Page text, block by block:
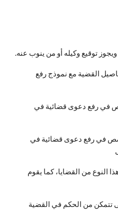
توقيع وكيله أو من ينوب عنه.
القضية مع نموذج رفع
في رفع دعوى قضائية في
في رفع دعوى قضائية في
النوع من القضايا، كما يقوم
تتمكن من الحكم في القضية